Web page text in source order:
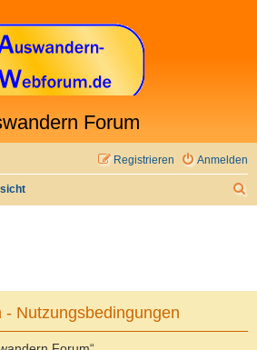
Forum
Anmelden
Registrieren
Nutzungsbedingungen